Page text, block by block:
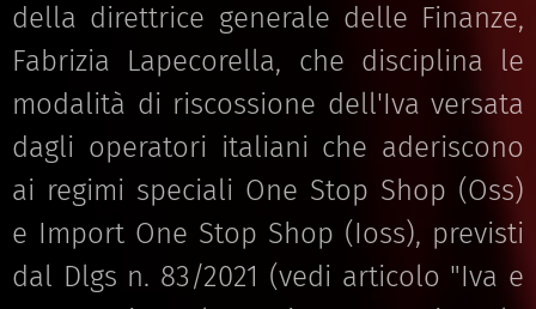
della direttrice generale delle Finanze,
Fabrizia Lapecorella, che disciplina le
modalità di riscossione dell'Iva versata
dagli operatori italiani che aderiscono
ai regimi speciali One Stop Shop (Oss)
e Import One Stop Shop (Ioss), previsti
dal Dlgs n. 83/2021 (vedi articolo "Iva e